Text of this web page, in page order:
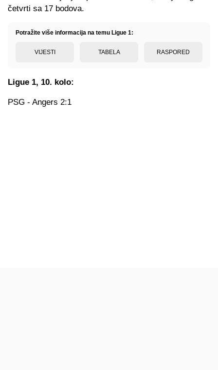
četvrti sa 17 bodova.
Potražite više informacija na temu Ligue 1:
VIJESTI TABELA RASPORED
Ligue 1, 10. kolo:
PSG - Angers 2:1